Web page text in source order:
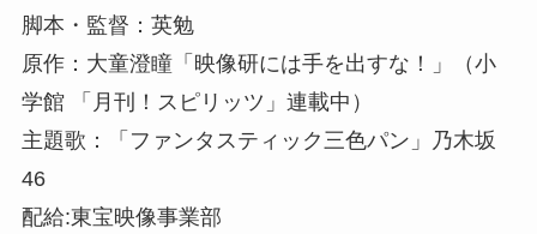
脚本・監督：英勉
原作：大童澄瞳「映像研には手を出すな！」（小
学館 「月刊！スピリッツ」連載中）
主題歌：「ファンタスティック三色パン」乃木坂
46
配給:東宝映像事業部